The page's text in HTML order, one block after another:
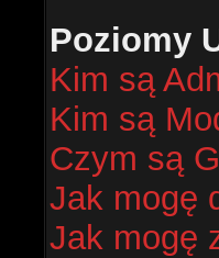
Poziomy
Kim są
Kim są
Czym są
Jak mogę
Jak mogę